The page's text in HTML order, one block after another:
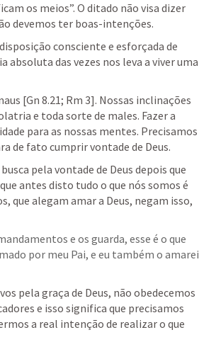
os meios”. O ditado não visa dizer
devemos ter boas-intenções.
consciente e esforçada de
absoluta das vezes nos leva a viver uma
[Gn 8.21; Rm 3]. Nossas inclinações
e toda sorte de males. Fazer a
para as nossas mentes. Precisamos
de fato cumprir vontade de Deus.
pela vontade de Deus depois que
antes disto tudo o que nós somos é
que alegam amar a Deus, negam isso,
e os guarda, esse é o que
por meu Pai, e eu também o amarei
pela graça de Deus, não obedecemos
e isso significa que precisamos
a real intenção de realizar o que